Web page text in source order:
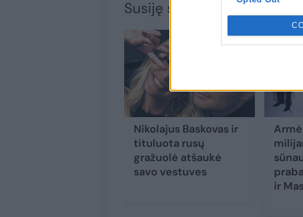
Susiję straipsniai
Nikolajus Baskovas ir
tituluota rusų
gražuolė atšaukė
savo vestuves
ir